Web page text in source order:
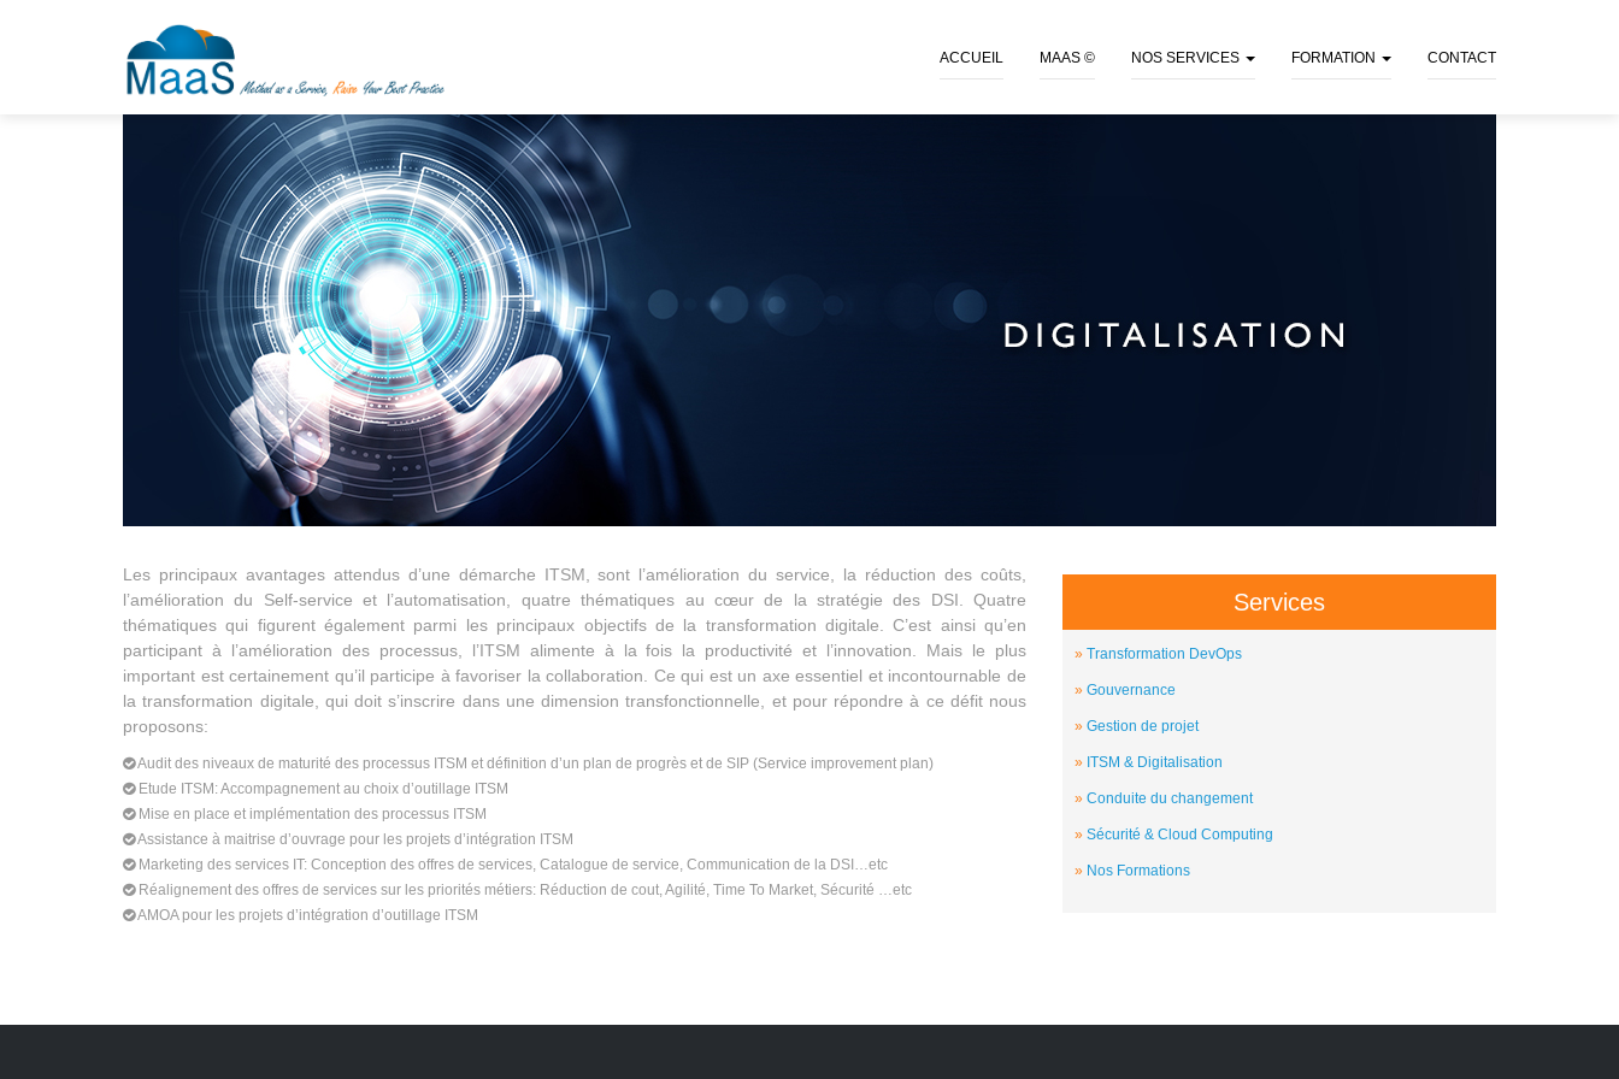
ACCUEIL MAAS © NOS SERVICES FORMATION CONTACT
Les principaux avantages attendus d’une démarche ITSM, sont l’amélioration du service, la réduction des coûts,
l’amélioration du Self-service et l’automatisation, quatre thématiques au cœur de la stratégie des DSI. Quatre
thématiques qui figurent également parmi les principaux objectifs de la transformation digitale. C’est ainsi qu’en
participant à l’amélioration des processus, l’ITSM alimente à la fois la productivité et l’innovation. Mais le plus
important est certainement qu’il participe à favoriser la collaboration. Ce qui est un axe essentiel et incontournable de
la transformation digitale, qui doit s’inscrire dans une dimension transfonctionnelle, et pour répondre à ce défit nous
proposons:
Audit des niveaux de maturité des processus ITSM et définition d’un plan de progrès et de SIP (Service improvement plan)
Etude ITSM: Accompagnement au choix d’outillage ITSM
Mise en place et implémentation des processus ITSM
Assistance à maitrise d’ouvrage pour les projets d’intégration ITSM
Marketing des services IT: Conception des offres de services, Catalogue de service, Communication de la DSI…etc
Réalignement des offres de services sur les priorités métiers: Réduction de cout, Agilité, Time To Market, Sécurité …etc
AMOA pour les projets d’intégration d’outillage ITSM
Services
Transformation DevOps
Gouvernance
Gestion de projet
ITSM & Digitalisation
Conduite du changement
Sécurité & Cloud Computing
Nos Formations